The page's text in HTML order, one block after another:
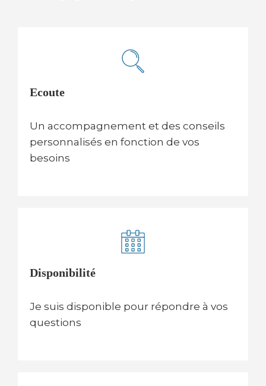
Ecoute
Un accompagnement et des conseils
personnalisés en fonction de vos
besoins
Disponibilité
Je suis disponible pour répondre à vos
questions